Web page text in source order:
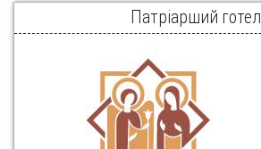
Патріарший